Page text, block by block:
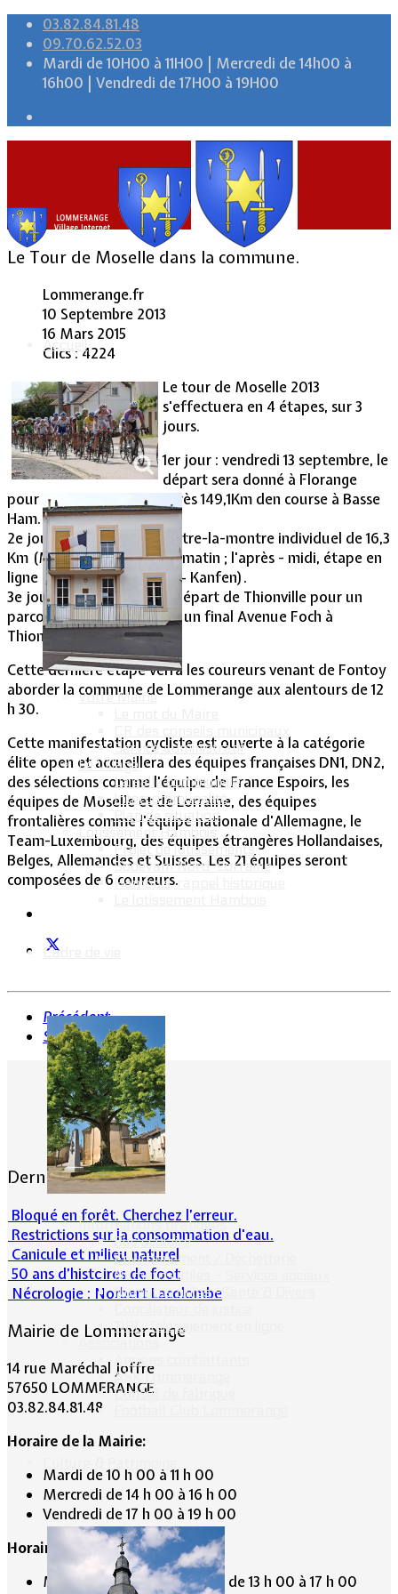
03.82.84.81.48
09.70.62.52.03
Mardi de 10H00 à 11H00 | Mercredi de 14h00 à
16h00 | Vendredi de 17H00 à 19H00
Accueil
Vie Municipale
Votre Mairie
Service administratif
Le Village
La salle communale
Intercommunalité
Plan de situation
Lotissement Hambois
Projet de lotissements
Sodevam Nord-Lorraine
Hambois, rappel historique
Cadre de vie
Informations pratiques
Bus scolaire
Environnement / Déchetterie
Numéros utiles - Services sociaux
Numéros utiles -Santé & Divers
TIPI : Télépaiement en ligne
Associations
Anciens combattants
ASK Lommerange
Conseil de fabrique
Le Tour de Moselle dans la commune.
Lommerange.fr
10 Septembre 2013
16 Mars 2015
Clics : 4224
Le tour de Moselle 2013
s'effectuera en 4 étapes, sur 3
jours.
1er jour : vendredi 13 septembre, le
départ sera donné à Florange
pour une arrivée jugée après 149,1Km den course à Basse
Ham.
2e jour : samedi 14/09, contre-la-montre individuel de 16,3
Km (Molvange-Kanfen) le matin ; l'après - midi, étape en
ligne de 107,8Km (Kanfen – Kanfen).
3e jour : dimanche 16/09, départ de Thionville pour un
parcours de 178.9 Km avec un final Avenue Foch à
Thionville.
Cette dernière étape verra les coureurs venant de Fontoy
aborder la commune de Lommerange aux alentours de 12
h 30.
Cette manifestation cycliste est ouverte à la catégorie
élite open et accueillera des équipes françaises DN1, DN2,
des sélections comme l'équipe de France Espoirs, les
équipes de Moselle et de Lorraine, des équipes
frontalières comme l'équipe nationale d'Allemagne, le
Team-Luxembourg, des équipes étrangères Hollandaises,
Belges, Allemandes et Suisses. Les 21 équipes seront
composées de 6 coureurs.
Précédent
Suivant
Dernières actualités
Bloqué en forêt. Cherchez l’erreur.
Restrictions sur la consommation d'eau.
Canicule et milieu naturel
50 ans d’histoires de foot
Nécrologie : Norbert Lacolombe
Mairie de Lommerange
14 rue Maréchal Joffre
57650 LOMMERANGE
03.82.84.81.48
Horaire de la Mairie:
Mardi de 10 h 00 à 11 h 00
Mercredi de 14 h 00 à 16 h 00
Vendredi de 17 h 00 à 19 h 00
Horaire du Secrétariat :
Mardi de 9 h 30 à 12 h 30 et de 13 h 00 à 17 h 00